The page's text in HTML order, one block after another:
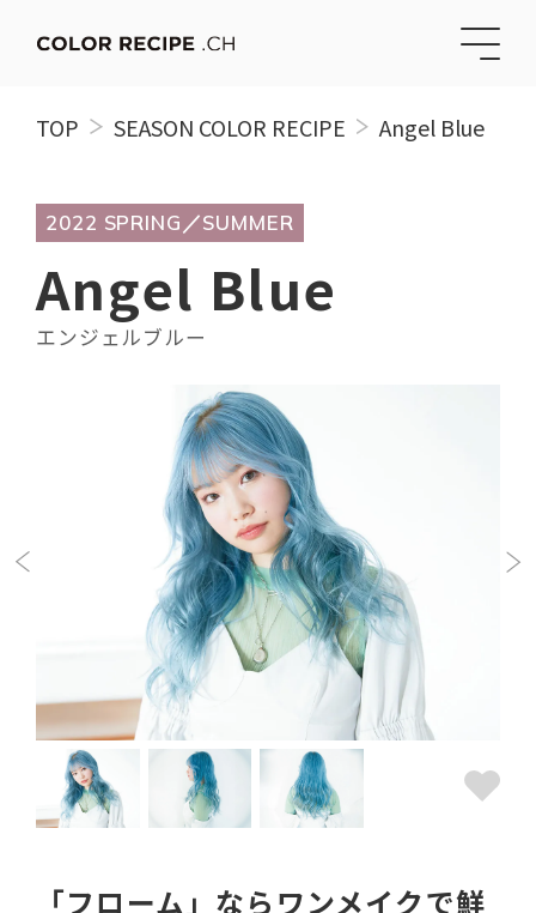
TOP SEASON COLOR RECIPE Angel Blue
2022 SPRING／SUMMER
Angel Blue
エンジェルブルー
「フローム」ならワンメイクで鮮